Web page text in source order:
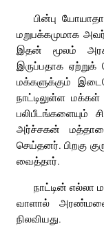
பின்பு
மறுபக்கமுமாக
இதன் மூலம்
இருப்பதாக
மக்களுக்கும்
நாட்டிலுள்ள
பலிபீடங்களையும்
அர்ச்சகன்
செய்தனர். பிறகு
வைத்தார்.
நாட்டின் எல்லா
வாளால்
நிலவியது.